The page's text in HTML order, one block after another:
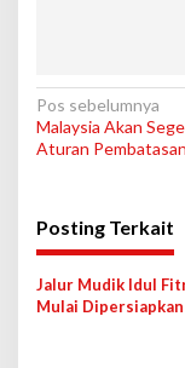
N
a
i
g
a
s
Pos sebelumnya
Malaysia Akan
Aturan
Posting Terkait
Jalur Mudik Idul
Mulai Dipersiapkan